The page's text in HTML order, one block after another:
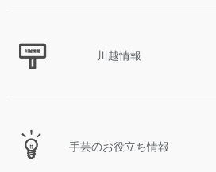
川越情報
手芸のお役立ち情報